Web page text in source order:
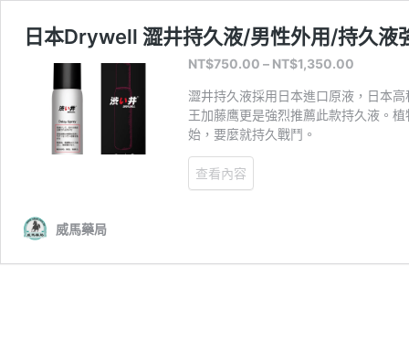
日本Drywell 澀井持久液/男性外用/持久
NT$750.00 – NT$1,350.00
澀井持久液採用日本進口原液，日本
王加藤鹰更是強烈推薦此款持久液。
始，要麼就持久戰鬥。
查看內容
威馬藥局